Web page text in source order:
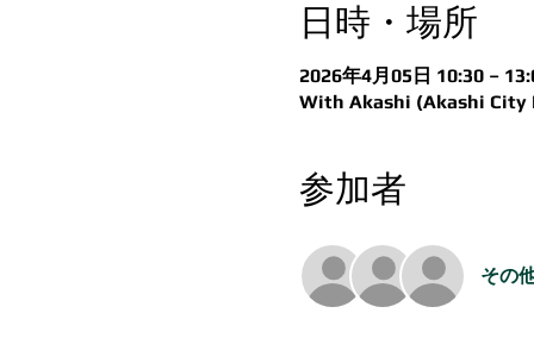
日時・場所
2026年4月05日 10:30 –
With Akashi (Akashi City
参加者
その